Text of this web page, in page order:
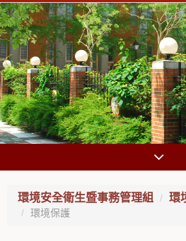
環境安全衛生暨事務管理組 環
環境保護